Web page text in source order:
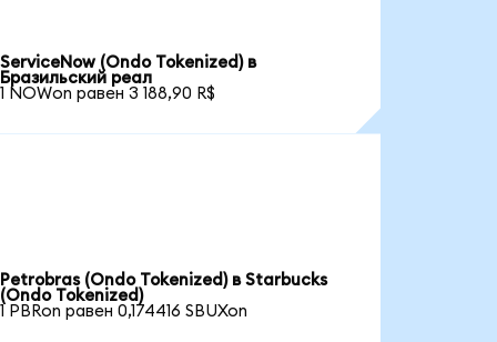
ServiceNow (Ondo Tokenized) в
Бразильский реал
1 NOWon равен 3 188,90 R$
Petrobras (Ondo Tokenized) в Starbucks
(Ondo Tokenized)
1 PBRon равен 0,174416 SBUXon